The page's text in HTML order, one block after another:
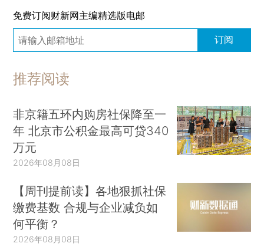
免费订阅财新网主编精选版电邮
订阅
推荐阅读
非京籍五环内购房社保降至一
年 北京市公积金最高可贷340
万元
2026年08月08日
【周刊提前读】各地狠抓社保
缴费基数 合规与企业减负如
何平衡？
2026年08月08日